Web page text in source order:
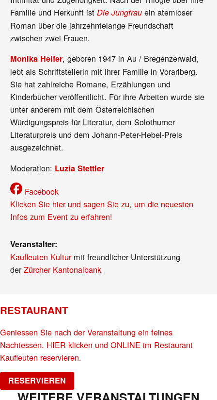
Familie und Herkunft istDie Jungfrau ein atemloser
Roman über die jahrzehntelange Freundschaft
zwischen zwei Frauen.
Monika Helfer, geboren 1947 in Au / Bregenzerwald,
lebt als Schriftstellerin mit ihrer Familie in Vorarlberg.
Sie hat zahlreiche Romane, Erzählungen und
Kinderbücher veröffentlicht. Für ihre Arbeiten wurde sie
unter anderem mit dem Österreichischen
Würdigungspreis für Literatur, dem Solothurner
Literaturpreis und dem Johann-Peter-Hebel-Preis
ausgezeichnet.
Moderation: Luzia Stettler
Facebook
Klicken Sie hier und sagen Sie zu, um die neuesten
Infos zum Event zu erfahren!
Veranstalter:
Kaufleuten Kulturmit freundlicher Unterstützung
derZürcher Kantonalbank
RESTAURANT
Geniessen Sie nach der Veranstaltung ein feines
Nachtessen. HIER klicken und ONLINE im Restaurant
Kaufleuten reservieren.
RESERVIEREN